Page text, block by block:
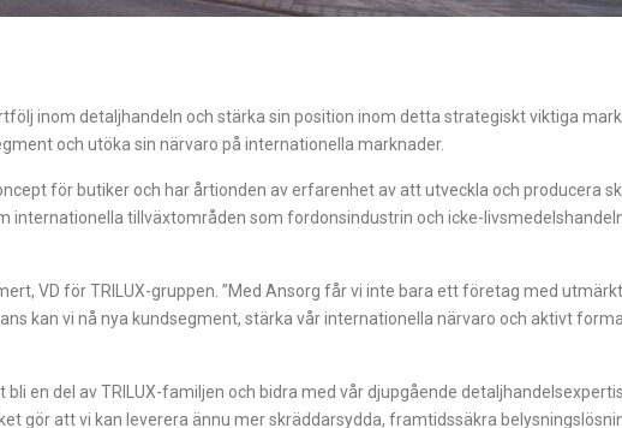
inom detaljhandeln och stärka sin position inom detta strategiskt viktiga
och utöka sin närvaro på internationella marknader.
för butiker och har årtionden av erfarenhet av att utveckla och producera
internationella tillväxtområden som fordonsindustrin och icke-
VD för TRILUX-gruppen. ”Med Ansorg får vi inte bara ett företag med
kan vi nå nya kundsegment, stärka vår internationella närvaro och aktivt
en del av TRILUX-familjen och bidra med vår djupgående
gör att vi kan leverera ännu mer skräddarsydda, framtidssäkra